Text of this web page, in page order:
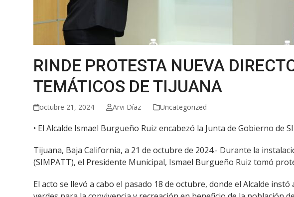
RINDE PROTESTA NUEVA
TEMÁTICOS DE TIJUANA
octubre 21, 2024 Arvi Díaz Uncategorized
• El Alcalde Ismael Burgueño Ruiz encabezó la Junta de Gobierno
Tijuana, Baja California, a 21 de octubre de 2024.- Durante la
(SIMPATT), el Presidente Municipal, Ismael Burgueño Ruiz tomó
El acto se llevó a cabo el pasado 18 de octubre, donde el Alcalde